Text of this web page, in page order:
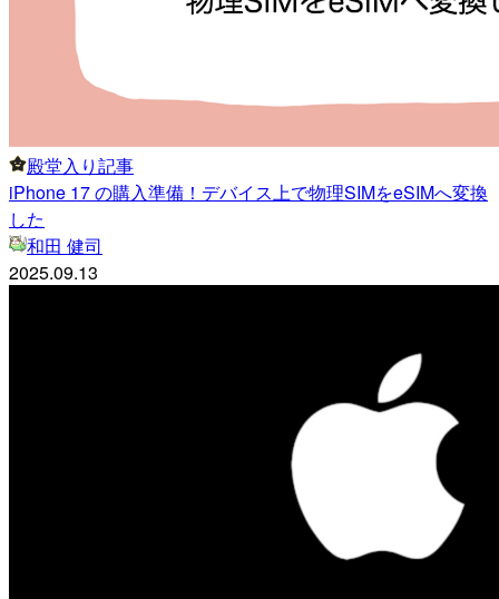
殿堂入り記事
iPhone 17 の購入準備！デバイス上で物理SIMをeSIMへ変換
した
和田 健司
2025.09.13